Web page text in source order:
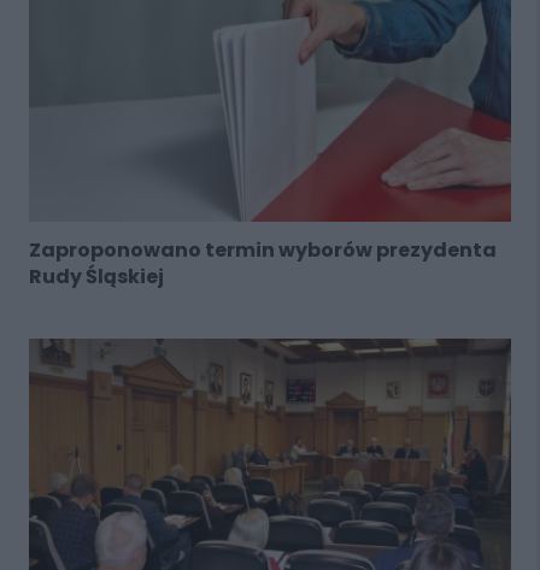
Zaproponowano termin wyborów prezydenta
Rudy Śląskiej